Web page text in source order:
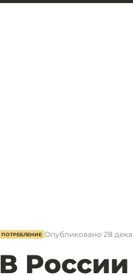
ПОТРЕБЛЕНИЕ Опубликовано 28
В